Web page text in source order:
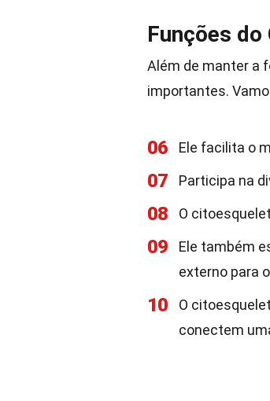
Funções
Além de manter a
importantes.
06 Ele facilita o
07 Participa na
08 O
09
Ele também
externo para
10 O
conectem